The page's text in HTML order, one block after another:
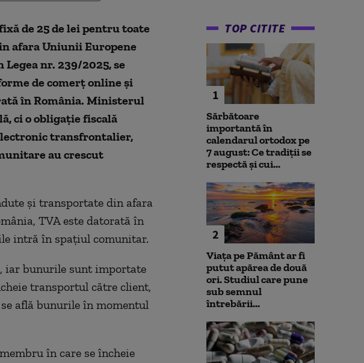
de 25 de lei pentru toate
afara Uniunii Europene
nr. 239/2025, se
de comerț online și
în România. Ministerul
ci o obligație fiscală
transfrontalier,
au crescut
și transportate din afara
TVA este datorată în
intră în spațiul comunitar.
iar bunurile sunt importate
transportul către client,
află bunurile în momentul
în care se încheie
TOP CITITE
1
Sărbătoare
importantă în
calendarul ortodox pe
7 august: Ce tradiții se
respectă și cui...
2
Viața pe Pământ ar fi
putut apărea de două
ori. Studiul care pune
sub semnul
întrebării...